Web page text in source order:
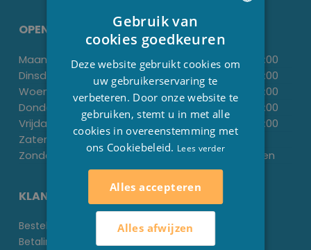
OPENINGSUREN
Maandag: - 13:30
18:00
Dinsdag:
09.00-12.00
18:00
Woensdag:
13:30
18:00
Donderdag:
09.00 12.00
18:00
Vrijdag:
18:00
Zaterdag:
09.00-13.00
Zondag:
Gesloten Gesloten
KLANTENSERVICE
Bestellen bij Stesha Wellness
Betalingsmogelijkheden
ENGLISH
Gebruik van
cookies goedkeuren
Deze website gebruikt cookies om
uw gebruikerservaring te
verbeteren. Door onze website te
gebruiken, stemt u in met alle
cookies in overeenstemming met
ons Cookiebeleid. Lees verder
Alles accepteren
Alles afwijzen